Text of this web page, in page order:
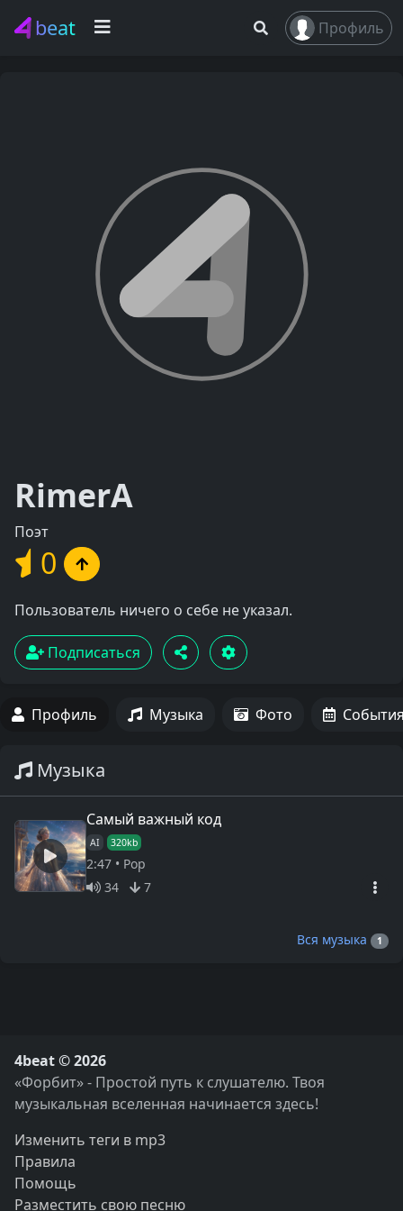
beat Профиль
RimerA
Поэт
0
Пользователь ничего о себе не указал.
Подписаться
Профиль Музыка Фото
Музыка
Самый важный код
AI 320kb
2:47 • Pop
34
7
Вся музыка 1
4beat © 2026
«Форбит» - Простой путь к слушателю. Твоя
музыкальная вселенная начинается здесь!
Изменить теги в mp3
Правила
Помощь
Разместить свою песню